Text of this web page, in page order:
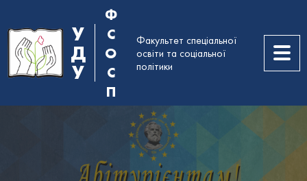
У
Д
У
Ф
С
О
С
П
Факультет спеціальної
освіти та соціальної
політики